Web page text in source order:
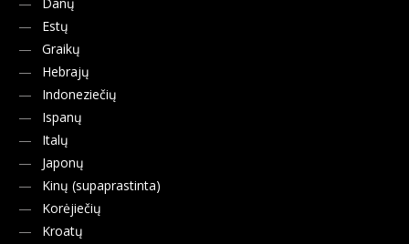
Estų
Graikų
Hebrajų
Indoneziečių
Ispanų
Italų
Japonų
Kinų (supaprastinta)
Korėjiečių
Kroatų